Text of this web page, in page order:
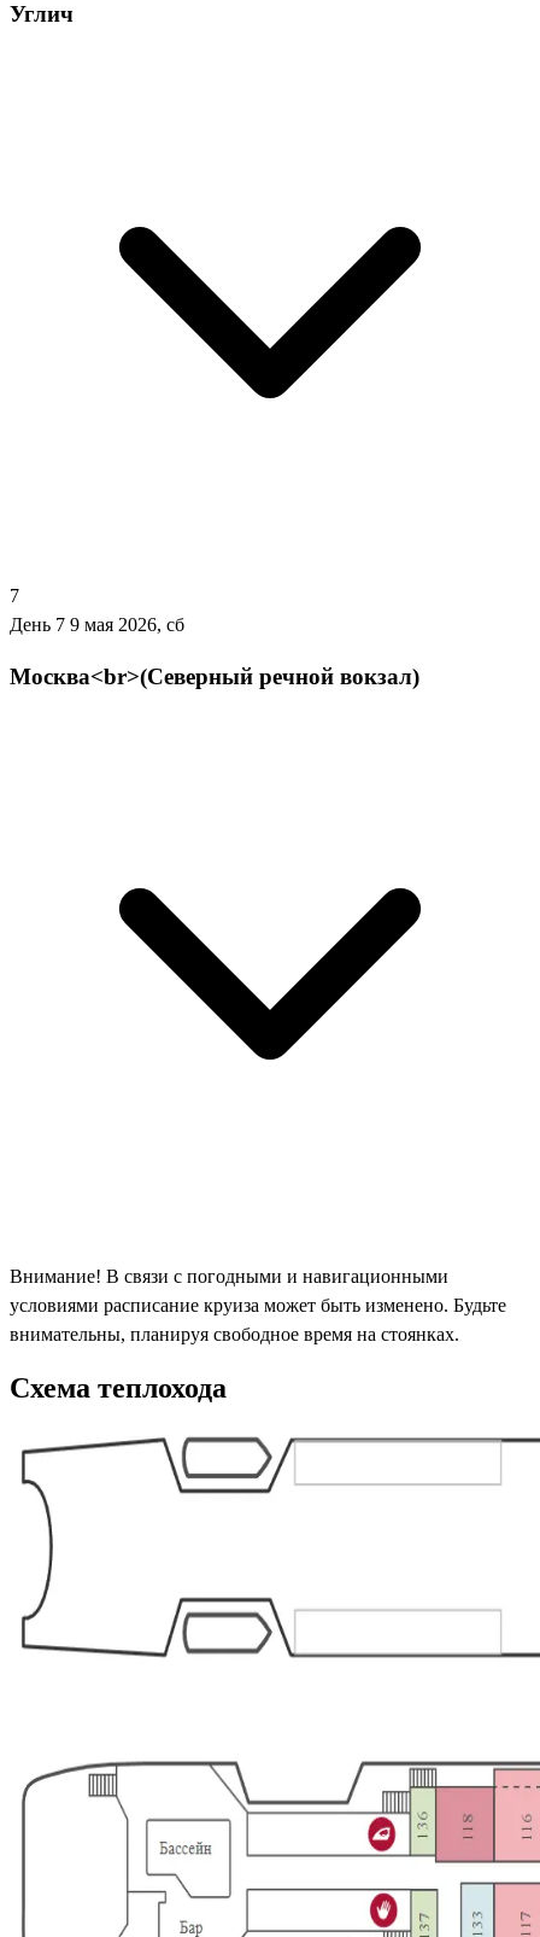
Углич
7
День 7 9 мая 2026, сб
Москва<br>(Северный речной вокзал)
Внимание! В связи с погодными и навигационными
условиями расписание круиза может быть изменено. Будьте
внимательны, планируя свободное время на стоянках.
Схема теплохода